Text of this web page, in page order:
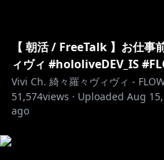
WEB：
https://
Youtube：
◆ホロライブプロダクション
【 朝活 / FreeTalk 】お仕
ィヴィ #hololiveDEV_IS
Vivi Ch. 綺々羅々ヴィヴィ -
51,574views · Uploaded Aug
ago